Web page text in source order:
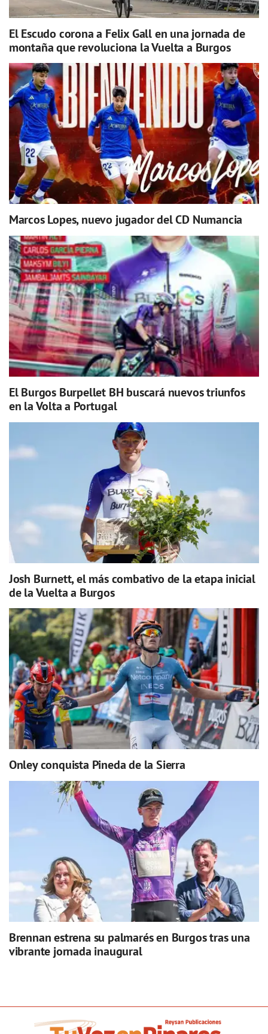
El Escudo corona a Felix Gall en una jornada de
montaña que revoluciona la Vuelta a Burgos
Marcos Lopes, nuevo jugador del CD Numancia
El Burgos Burpellet BH buscará nuevos triunfos
en la Volta a Portugal
Josh Burnett, el más combativo de la etapa inicial
de la Vuelta a Burgos
Onley conquista Pineda de la Sierra
Brennan estrena su palmarés en Burgos tras una
vibrante jornada inaugural